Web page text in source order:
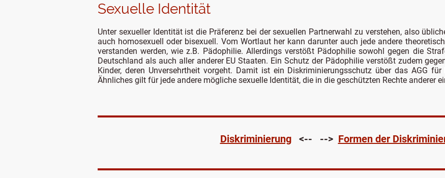
Sexuelle Identität
Unter sexueller Identität ist die Präferenz bei der sexuellen Partnerwahl zu verstehen, also
auch homosexuell oder bisexuell. Vom Wortlaut her kann darunter auch jede andere
verstanden werden, wie z.B. Pädophilie. Allerdings verstößt Pädophilie sowohl gegen die
Deutschland als auch aller anderer EU Staaten. Ein Schutz der Pädophilie verstößt zudem
Kinder, deren Unversehrtheit vorgeht. Damit ist ein Diskriminierungsschutz über das AGG für
Ähnliches gilt für jede andere mögliche sexuelle Identität, die in die geschützten Rechte anderer
Diskriminierung<-- --> Formen der